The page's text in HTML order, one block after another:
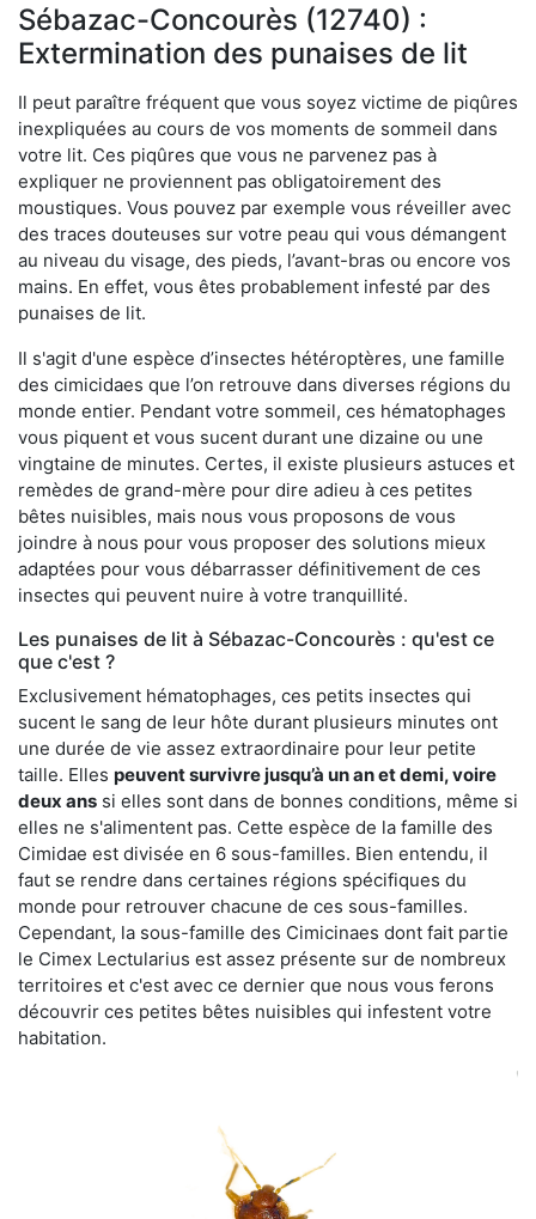
Sébazac-Concourès (12740) :
Extermination des punaises de lit
Il peut paraître fréquent que vous soyez victime de piqûres
inexpliquées au cours de vos moments de sommeil dans
votre lit. Ces piqûres que vous ne parvenez pas à
expliquer ne proviennent pas obligatoirement des
moustiques. Vous pouvez par exemple vous réveiller avec
des traces douteuses sur votre peau qui vous démangent
au niveau du visage, des pieds, l’avant-bras ou encore vos
mains. En effet, vous êtes probablement infesté par des
punaises de lit.
Il s'agit d'une espèce d’insectes hétéroptères, une famille
des cimicidaes que l’on retrouve dans diverses régions du
monde entier. Pendant votre sommeil, ces hématophages
vous piquent et vous sucent durant une dizaine ou une
vingtaine de minutes. Certes, il existe plusieurs astuces et
remèdes de grand-mère pour dire adieu à ces petites
bêtes nuisibles, mais nous vous proposons de vous
joindre à nous pour vous proposer des solutions mieux
adaptées pour vous débarrasser définitivement de ces
insectes qui peuvent nuire à votre tranquillité.
Les punaises de lit à Sébazac-Concourès : qu'est ce
que c'est ?
Exclusivement hématophages, ces petits insectes qui
sucent le sang de leur hôte durant plusieurs minutes ont
une durée de vie assez extraordinaire pour leur petite
taille. Elles peuvent survivre jusqu’à un an et demi, voire
deux ans si elles sont dans de bonnes conditions, même si
elles ne s'alimentent pas. Cette espèce de la famille des
Cimidae est divisée en 6 sous-familles. Bien entendu, il
faut se rendre dans certaines régions spécifiques du
monde pour retrouver chacune de ces sous-familles.
Cependant, la sous-famille des Cimicinaes dont fait partie
le Cimex Lectularius est assez présente sur de nombreux
territoires et c'est avec ce dernier que nous vous ferons
découvrir ces petites bêtes nuisibles qui infestent votre
habitation.